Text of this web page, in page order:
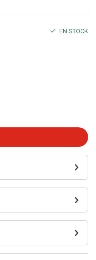
EN STOCK